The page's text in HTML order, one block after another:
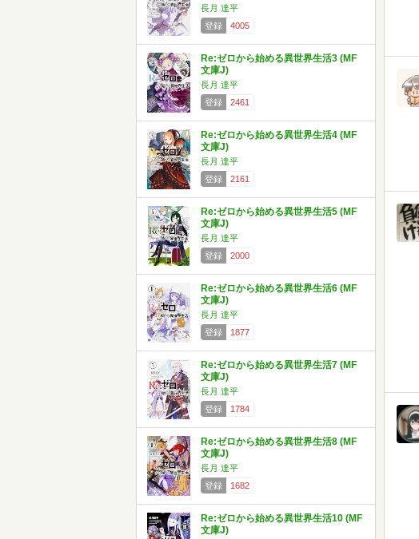
長月 達平
登録
4005
Re:ゼロから始める異世界生活3 (MF
文庫J)
長月 達平
登録
2461
Re:ゼロから始める異世界生活4 (MF
文庫J)
長月 達平
登録
2161
Re:ゼロから始める異世界生活5 (MF
文庫J)
長月 達平
登録
2000
Re:ゼロから始める異世界生活6 (MF
文庫J)
長月 達平
登録
1877
Re:ゼロから始める異世界生活7 (MF
文庫J)
長月 達平
登録
1784
Re:ゼロから始める異世界生活8 (MF
文庫J)
長月 達平
登録
1682
Re:ゼロから始める異世界生活10 (MF
文庫J)